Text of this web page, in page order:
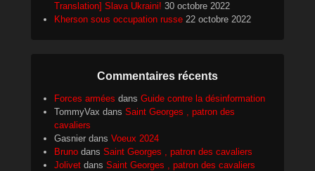
Translation] Slava Ukraini! 30 octobre 2022
Kherson sous occupation russe 22 octobre 2022
Commentaires récents
Forces armées dans Guide contre la désinformation
TommyVax dans Saint Georges , patron des
cavaliers
Gasnier dans Voeux 2024
Bruno dans Saint Georges , patron des cavaliers
Jolivet dans Saint Georges , patron des cavaliers